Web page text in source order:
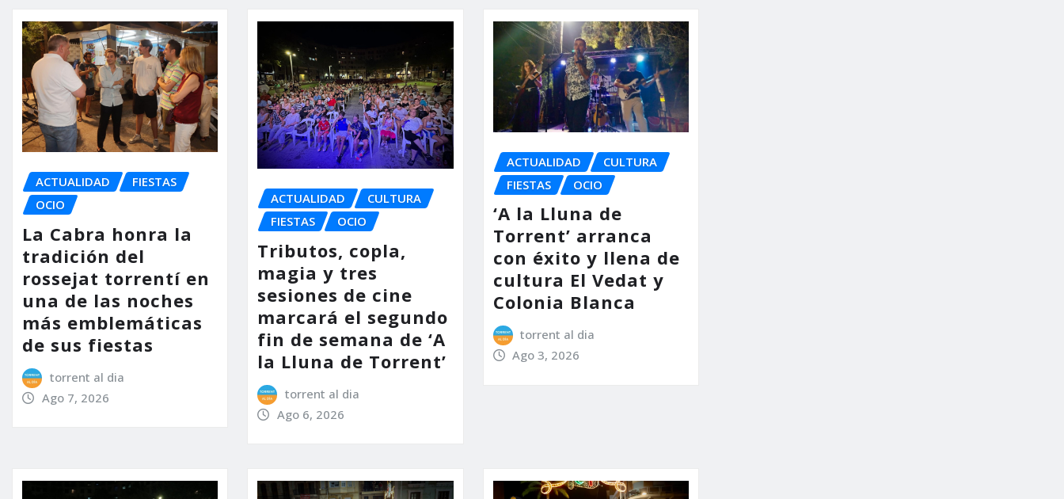
ACTUALIDAD
FIESTAS
OCIO
La Cabra honra la
tradición del
rossejat torrentí en
una de las noches
más emblemáticas
de sus fiestas
torrent al dia
Ago 7, 2026
ACTUALIDAD
CULTURA
FIESTAS
OCIO
Tributos, copla,
magia y tres
sesiones de cine
marcará el segundo
fin de semana de ‘A
la Lluna de Torrent’
torrent al dia
Ago 6, 2026
ACTUALIDAD
CULTURA
FIESTAS
OCIO
‘A la Lluna de
Torrent’ arranca
con éxito y llena de
cultura El Vedat y
Colonia Blanca
torrent al dia
Ago 3, 2026